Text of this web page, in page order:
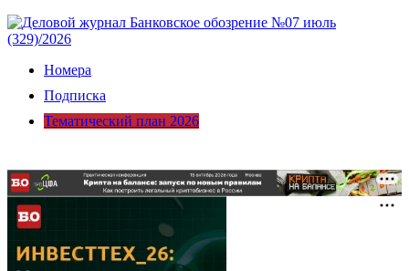
Номера
Подписка
Тематический план 2026